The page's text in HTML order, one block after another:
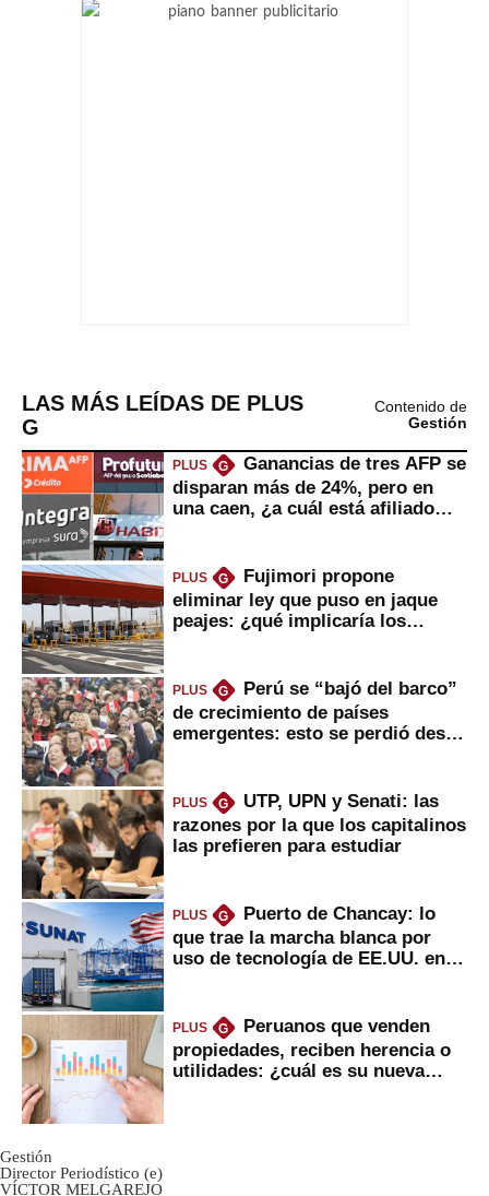
LAS MÁS LEÍDAS DE PLUS
G
Contenido de
Gestión
PLUS G
Ganancias de tres AFP se
disparan más de 24%, pero en
una caen, ¿a cuál está afiliado
PLUS G
Fujimori propone
eliminar ley que puso en jaque
peajes: ¿qué implicaría los
PLUS G
Perú se “bajó del barco”
de crecimiento de países
emergentes: esto se perdió desde
PLUS G
UTP, UPN y Senati: las
razones por la que los capitalinos
las prefieren para estudiar
PLUS G
Puerto de Chancay: lo
que trae la marcha blanca por
uso de tecnología de EE.UU. en
PLUS G
Peruanos que venden
propiedades, reciben herencia o
utilidades: ¿cuál es su nueva
Gestión
Director Periodístico (e)
VÍCTOR MELGAREJO